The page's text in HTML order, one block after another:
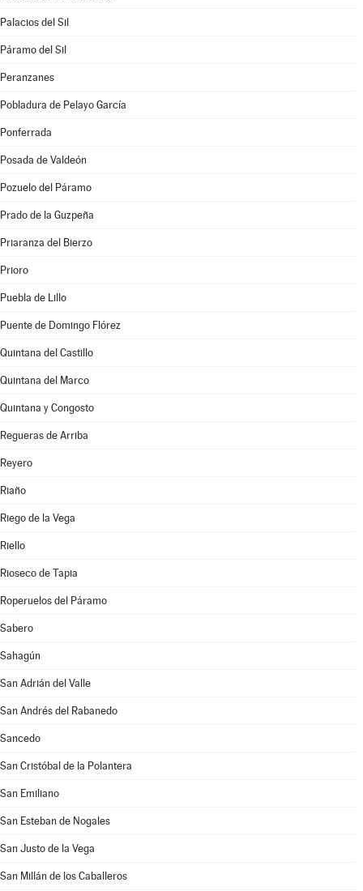
Palacios del Sil
Páramo del Sil
Peranzanes
Pobladura de Pelayo García
Ponferrada
Posada de Valdeón
Pozuelo del Páramo
Prado de la Guzpeña
Priaranza del Bierzo
Prioro
Puebla de Lillo
Puente de Domingo Flórez
Quintana del Castillo
Quintana del Marco
Quintana y Congosto
Regueras de Arriba
Reyero
Riaño
Riego de la Vega
Riello
Rioseco de Tapia
Roperuelos del Páramo
Sabero
Sahagún
San Adrián del Valle
San Andrés del Rabanedo
Sancedo
San Cristóbal de la Polantera
San Emiliano
San Esteban de Nogales
San Justo de la Vega
San Millán de los Caballeros